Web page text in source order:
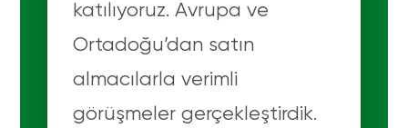
katılıyoruz. Avrupa ve
Ortadoğu’dan satın
almacılarla verimli
görüşmeler gerçekleştirdik.